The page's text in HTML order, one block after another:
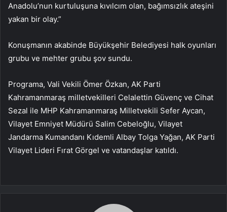
Anadolu’nun kurtuluşuna kıvılcım olan, bağımsızlık ateşini
yakan bir olay.”
Konuşmanın akabinde Büyükşehir Belediyesi halk oyunları
grubu ve mehter grubu şov sundu.
Programa, Vali Vekili Ömer Özkan, AK Parti
Kahramanmaraş milletvekilleri Celalettin Güvenç ve Cihat
Sezal ile MHP Kahramanmaraş Milletvekili Sefer Aycan,
Vilayet Emniyet Müdürü Salim Cebeloğlu, Vilayet
Jandarma Kumandanı Kıdemli Albay Tolga Yağan, AK Parti
Vilayet Lideri Fırat Görgel ve vatandaşlar katıldı.